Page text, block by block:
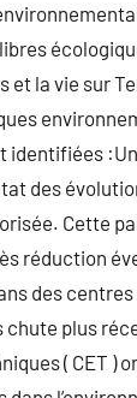
et la vie sur
identifiées
des
Cette
réduction
des
plus
( CET )